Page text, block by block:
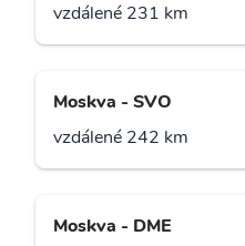
vzdálené 231 km
Moskva - SVO
vzdálené 242 km
Moskva - DME